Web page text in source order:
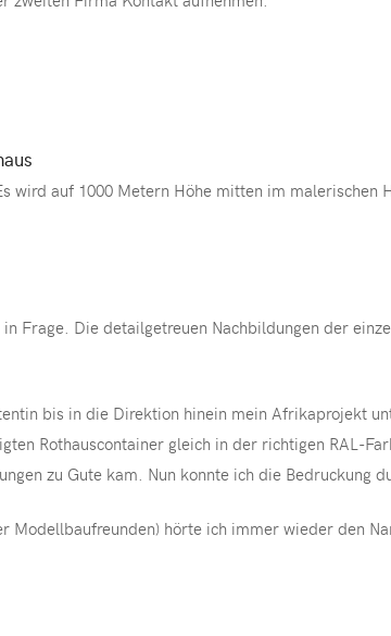
wird auf 1000 Metern Höhe mitten im malerischen
Frage. Die detailgetreuen Nachbildungen der
bis in die Direktion hinein mein Afrikaprojekt
Rothauscontainer gleich in der richtigen RAL-
zu Gute kam. Nun konnte ich die Bedruckung
hörte ich immer wieder den